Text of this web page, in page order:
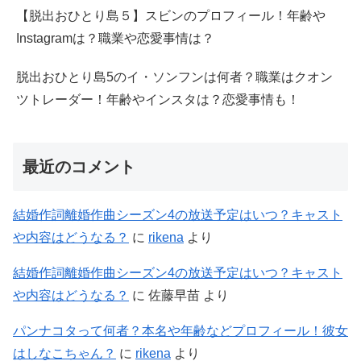
【脱出おひとり島５】スビンのプロフィール！年齢や
Instagramは？職業や恋愛事情は？
脱出おひとり島5のイ・ソンフンは何者？職業はクオン
ツトレーダー！年齢やインスタは？恋愛事情も！
最近のコメント
結婚作詞離婚作曲シーズン4の放送予定はいつ？キャスト
や内容はどうなる？ に rikena より
結婚作詞離婚作曲シーズン4の放送予定はいつ？キャスト
や内容はどうなる？ に 佐藤早苗 より
パンナコタって何者？本名や年齢などプロフィール！彼女
はしなこちゃん？ に rikena より